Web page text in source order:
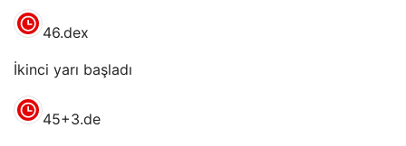
46.dex
İkinci yarı başladı
45+3.de